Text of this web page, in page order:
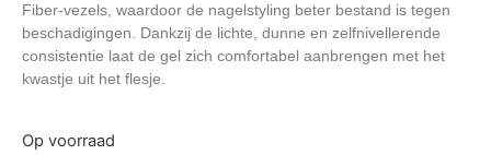
Fiber-vezels, waardoor de nagelstyling beter bestand is tegen
beschadigingen. Dankzij de lichte, dunne en zelfnivellerende
consistentie laat de gel zich comfortabel aanbrengen met het
kwastje uit het flesje.
Op voorraad